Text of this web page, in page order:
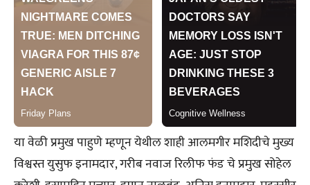
या वेळी प्रमुख पाहुणे म्हणून येथील शाही आलमगीर मशिदीचे मुख्य
विश्वस्त युसुफ इनामदार, गरीब नवाज रिलीफ फंड चे प्रमुख सोहेल